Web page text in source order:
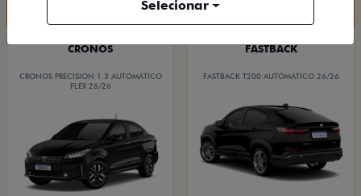
CRONOS
CRONOS PRECISION 1.3 AUTOMÁTICO
FLEX 26/26
FASTBACK
FASTBACK T200 AUTOMÁTICO 26/26
Selecionar